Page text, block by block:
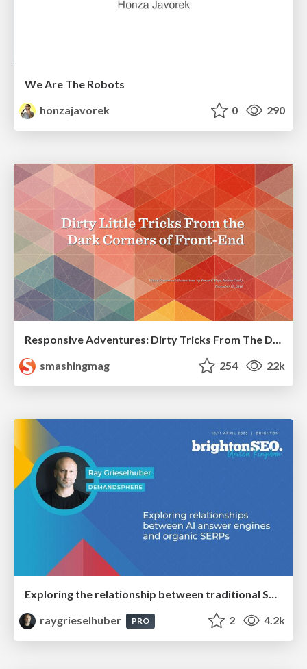
We Are The Robots
honzajavorek
0 290
Responsive Adventures: Dirty Tricks From The Dark Corners of Front-End
smashingmag
254 22k
Exploring the relationship between traditional SERPs and Gen AI search
raygrieselhuber
PRO 2 4.2k